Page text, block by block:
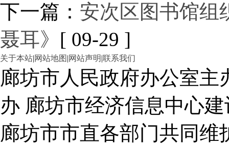
下一篇： 安次区图书馆组
聂耳》 [ 09-29 ]
关于本站|网站地图 |网站声明|联系我们
廊坊市人民政府办公室
办 廊坊市经济信息中心建
廊坊市市直各部门共同